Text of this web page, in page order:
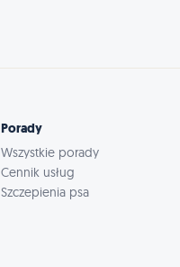
Porady
Wszystkie porady
Cennik usług
Szczepienia psa